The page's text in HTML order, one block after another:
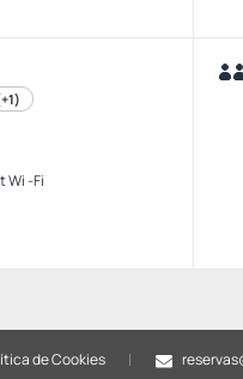
Wi -Fi
de Cookies